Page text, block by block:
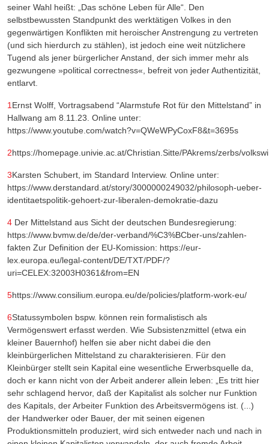
seiner Wahl heißt: „Das schöne Leben für Alle“. Den
selbstbewussten Standpunkt des werktätigen Volkes in den
gegenwärtigen Konflikten mit heroischer Anstrengung zu vertreten
(und sich hierdurch zu stählen), ist jedoch eine weit nützlichere
Tugend als jener bürgerlicher Anstand, der sich immer mehr als
gezwungene »political correctness«, befreit von jeder Authentizität,
entlarvt.
1 Ernst Wolff, Vortragsabend “Alarmstufe Rot für den Mittelstand” in
Hallwang am 8.11.23. Online unter:
https://www.youtube.com/watch?v=QWeWPyCoxF8&t=3695s
2https://homepage.univie.ac.at/Christian.Sitte/PAkrems/zerbs/
3Karsten Schubert, im Standard Interview. Online unter:
https://www.derstandard.at/story/3000000249032/philosoph-ueber-
identitaetspolitik-gehoert-zur-liberalen-demokratie-dazu
4 Der Mittelstand aus Sicht der deutschen Bundesregierung:
https://www.bvmw.de/de/der-verband/%C3%BCber-uns/zahlen-
fakten Zur Definition der EU-Komission: https://eur-
lex.europa.eu/legal-content/DE/TXT/PDF/?
uri=CELEX:32003H0361&from=EN
5https://www.consilium.europa.eu/de/policies/platform-work-eu/
6Statussymbolen bspw. können rein formalistisch als
Vermögenswert erfasst werden. Wie Subsistenzmittel (etwa ein
kleiner Bauernhof) helfen sie aber nicht dabei die den
kleinbürgerlichen Mittelstand zu charakterisieren. Für den
Kleinbürger stellt sein Kapital eine wesentliche Erwerbsquelle da,
doch er kann nicht von der Arbeit anderer allein leben: „Es tritt hier
sehr schlagend hervor, daß der Kapitalist als solcher nur Funktion
des Kapitals, der Arbeiter Funktion des Arbeitsvermögens ist. (...)
der Handwerker oder Bauer, der mit seinen eigenen
Produktionsmitteln produziert, wird sich entweder nach und nach in